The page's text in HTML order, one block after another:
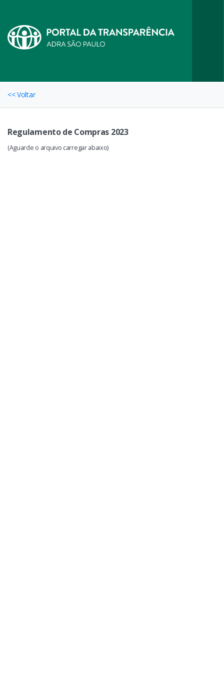
<< Voltar
Regulamento de Compras 2023
(Aguarde o arquivo carregar abaixo)